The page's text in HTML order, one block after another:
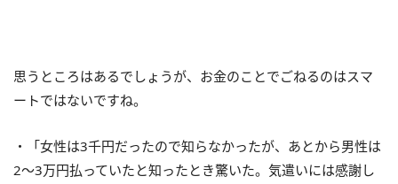
思うところはあるでしょうが、お金のことでごねるのはスマ
ートではないですね。
・「女性は3千円だったので知らなかったが、あとから男性は
2～3万円払っていたと知ったとき驚いた。気遣いには感謝し